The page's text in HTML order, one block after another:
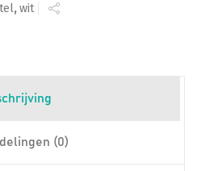
,wit
(0)